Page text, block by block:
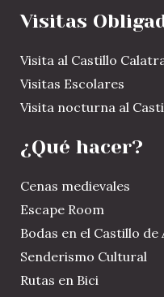
Visitas
Visita al Castillo
Visitas Escolares
Visita nocturna al
¿Qué hacer?
Cenas medievales
Escape Room
Bodas en el Castillo de
Senderismo Cultural
Rutas en Bici